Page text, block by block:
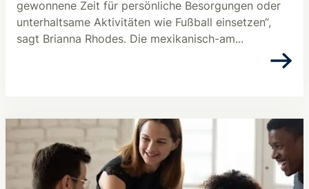
gewonnene Zeit für persönliche Besorgungen oder
unterhaltsame Aktivitäten wie Fußball einsetzen“,
sagt Brianna Rhodes. Die mexikanisch-am...